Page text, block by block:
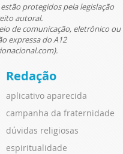
protegidos pela legislação
autoral.
de comunicação, eletrônico ou
expressa do A12
Redação
aplicativo aparecida
campanha da fraternidade
dúvidas religiosas
espiritualidade